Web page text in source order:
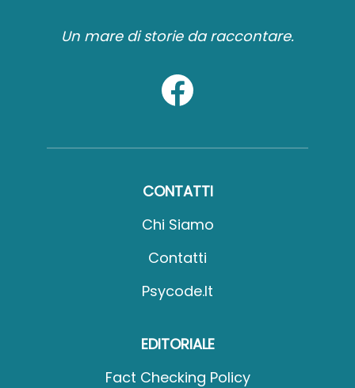
Un mare di storie da raccontare.
CONTATTI
Chi Siamo
Contatti
Psycode.it
EDITORIALE
Fact Checking Policy